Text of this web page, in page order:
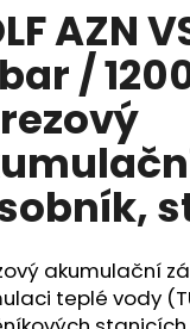
AZN
/
akumulační
teplé vody